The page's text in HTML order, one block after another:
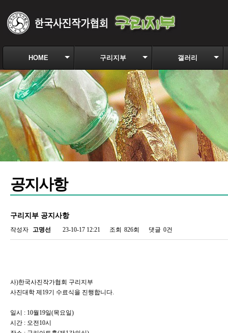
HOME 구리지부 갤러리
공지사항
구리지부 공지사항
작성자 고명선 23-10-17 12:21 조회 826회 댓글 0건
사)한국사진작가협회 구리지부
사진대학 제19기 수료식을 진행합니다.
일시 : 10월19일(목요일)
시간 : 오전10시